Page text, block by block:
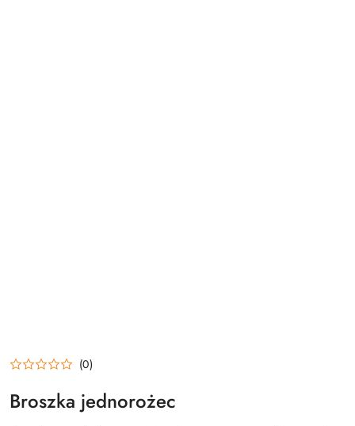
(0)
Broszka jednorożec